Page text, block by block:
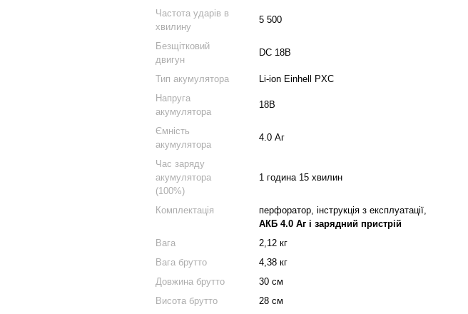
Частота ударів в
хвилину
5 500
Безщітковий
двигун
DC 18В
Тип акумулятора
Li-ion Einhell PXC
Напруга
акумулятора
18В
Ємність
акумулятора
4.0 Аг
Час заряду
акумулятора
(100%)
1 година 15 хвилин
Комплектація
перфоратор, інструкція з експлуатації,
АКБ 4.0 Аг і зарядний пристрій
Вага
2,12 кг
Вага брутто
4,38 кг
Довжина брутто
30 см
Висота брутто
28 см